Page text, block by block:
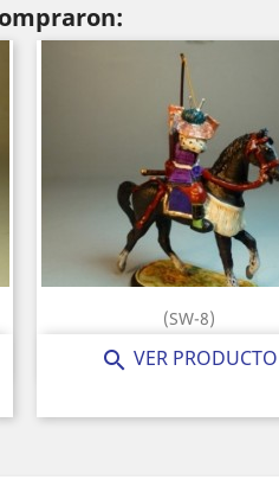
(SW-8)
Precio
30,00 €
 VER PRODUCTO